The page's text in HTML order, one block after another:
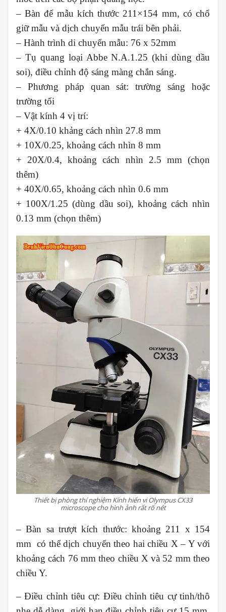
– Bàn để mẫu kích thước 211×154 mm, có chổ
giữ mẫu và dịch chuyển mẫu trái bên phải.
– Hành trình di chuyển mẫu: 76 x 52mm
– Tụ quang loại Abbe N.A.1.25 (khi dùng dầu
soi), điều chỉnh độ sáng màng chắn sáng.
– Phương pháp quan sát: trường sáng hoặc
trường tối
– Vật kính 4 vị trí:
+ 4X/0.10 khảng cách nhìn 27.8 mm
+ 10X/0.25, khoảng cách nhìn 8 mm
+ 20X/0.4, khoảng cách nhìn 2.5 mm (chọn
thêm)
+ 40X/0.65, khoảng cách nhìn 0.6 mm
+ 100X/1.25 (dùng dầu soi), khoảng cách nhìn
0.13 mm (chọn thêm)
Thiết bị phòng thí nghiệm Kính hiển vi Olympus CX33
microscope cho hình ảnh rất rõ nét
– Bàn sa trượt kích thước: khoảng 211 x 154
mm có thể dịch chuyển theo hai chiều X – Y với
khoảng cách 76 mm theo chiều X và 52 mm theo
chiều Y.
– Điều chỉnh tiêu cự: Điều chỉnh tiêu cự tinh/thô